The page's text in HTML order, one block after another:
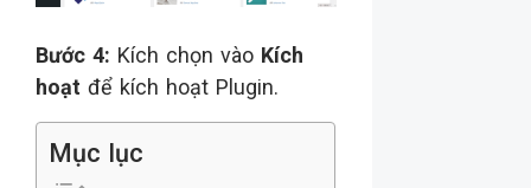
Bước 4: Kích chọn vào Kích
hoạt để kích hoạt Plugin.
Mục lục